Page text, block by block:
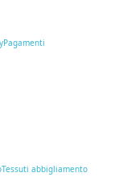
Pagamenti
Tessuti abbigliamento